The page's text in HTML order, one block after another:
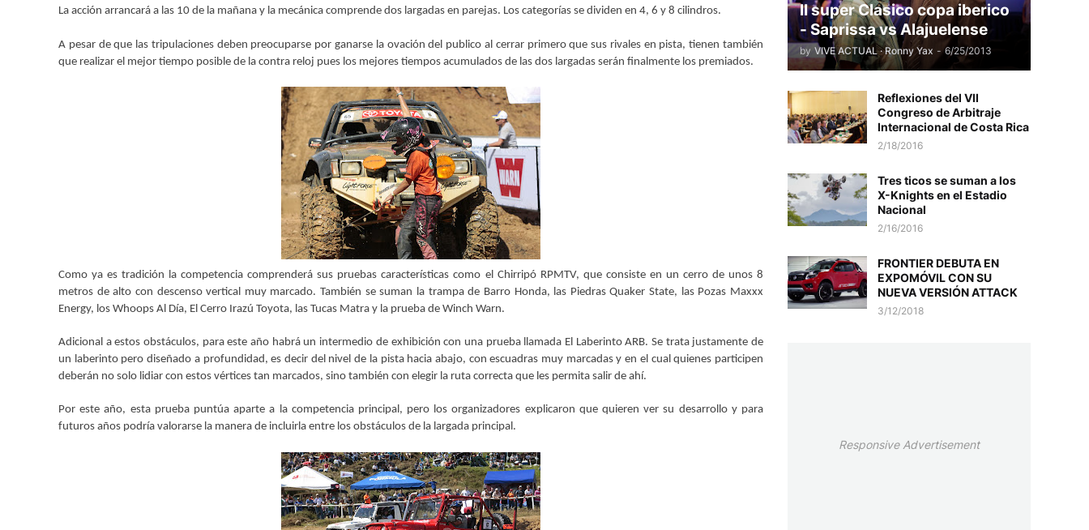
La acción arrancará a las 10 de la mañana y la mecánica comprende dos largadas en parejas. Los categorías se dividen en 4, 6 y 8 cilindros.
A pesar de que las tripulaciones deben preocuparse por ganarse la ovación del publico al cerrar primero que sus rivales en pista, tienen también
que realizar el mejor tiempo posible de la contra reloj pues los mejores tiempos acumulados de las dos largadas serán finalmente los premiados.
Como ya es tradición la competencia comprenderá sus pruebas características como el Chirripó RPMTV, que consiste en un cerro de unos 8
metros de alto con descenso vertical muy marcado. También se suman la trampa de Barro Honda, las Piedras Quaker State, las Pozas Maxxx
Energy, los Whoops Al Día, El Cerro Irazú Toyota, las Tucas Matra y la prueba de Winch Warn.
Adicional a estos obstáculos, para este año habrá un intermedio de exhibición con una prueba llamada El Laberinto ARB. Se trata justamente de
un laberinto pero diseñado a profundidad, es decir del nivel de la pista hacia abajo, con escuadras muy marcadas y en el cual quienes participen
deberán no solo lidiar con estos vértices tan marcados, sino también con elegir la ruta correcta que les permita salir de ahí.
Por este año, esta prueba puntúa aparte a la competencia principal, pero los organizadores explicaron que quieren ver su desarrollo y para
futuros años podría valorarse la manera de incluirla entre los obstáculos de la largada principal.
II super Clasico copa iberico
- Saprissa vs Alajuelense
by VIVE ACTUAL · Ronny Yax - 6/25/2013
Reflexiones del VII
Congreso de Arbitraje
Internacional de Costa Rica
2/18/2016
Tres ticos se suman a los
X-Knights en el Estadio
Nacional
2/16/2016
FRONTIER DEBUTA EN
EXPOMÓVIL CON SU
NUEVA VERSIÓN ATTACK
3/12/2018
Responsive Advertisement